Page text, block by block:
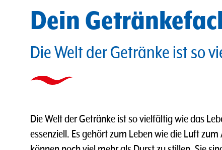
Dein
Die Welt der Getränke ist so
Die Welt der Getränke ist so vielfältig wie das
essenziell. Es gehört zum Leben wie die Luft